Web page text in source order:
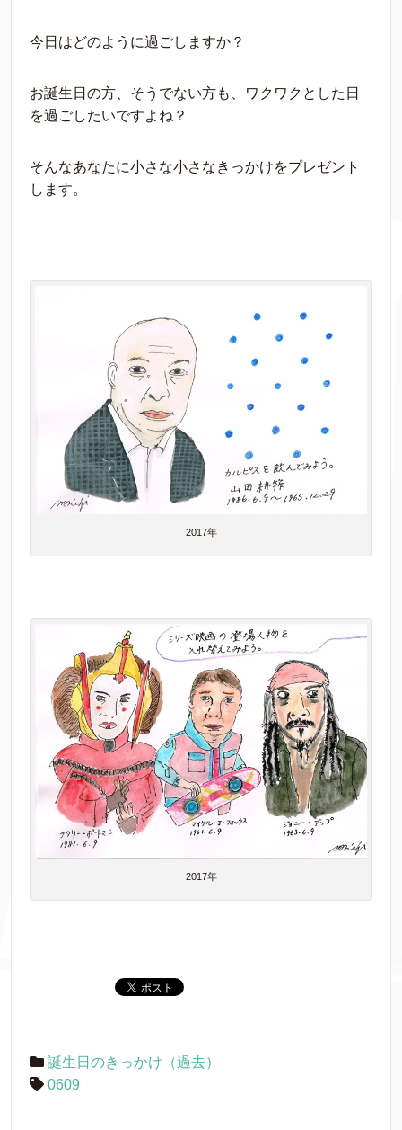
今日はどのように過ごしますか？
お誕生日の方、そうでない方も、ワクワクとした日
を過ごしたいですよね？
そんなあなたに小さな小さなきっかけをプレゼント
します。
2017年
2017年
誕生日のきっかけ（過去）
0609